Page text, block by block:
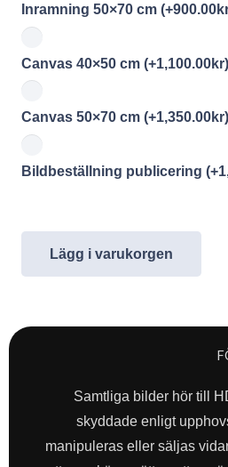
Inramning 50×70 cm (+900.00
Canvas 40×50 cm (+1,100.00kr)
Canvas 50×70 cm (+1,350.00kr)
Bildbeställning publicering (+
Lägg i varukorgen
Samtliga bilder hör till
skyddade enligt
manipuleras eller säljas